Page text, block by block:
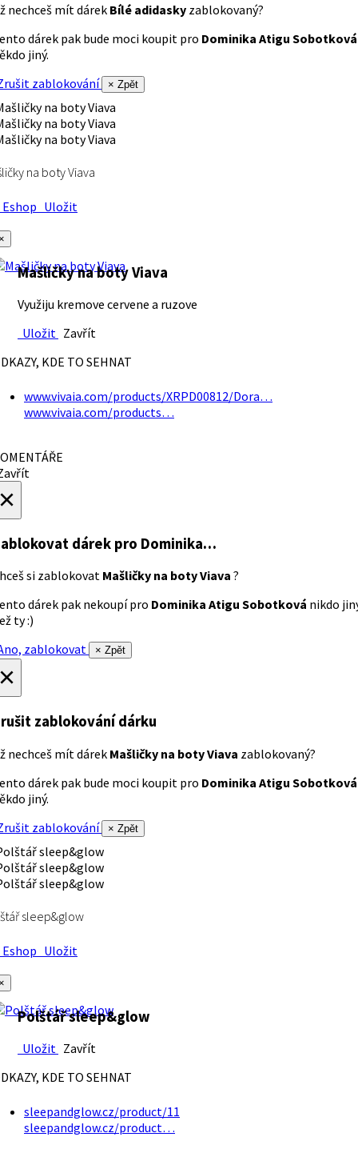
nechceš mít dárek Bílé adidasky zablokovaný?
dárek pak bude moci koupit pro Dominika Atigu Sobotková
jiný.
zablokování
× Zpět
na boty Viava
Uložit
Mašličky na boty Viava
Využiju kremove cervene a ruzove
Uložit Zavřít
KDE TO SEHNAT
www.vivaia.com/products/XRPD00812/Dora…
www.vivaia.com/products…
dárek pro Dominika…
si zablokovat Mašličky na boty Viava ?
dárek pak nekoupí pro Dominika Atigu Sobotková nikdo
ty :)
zablokovat
× Zpět
zablokování dárku
nechceš mít dárek Mašličky na boty Viava zablokovaný?
dárek pak bude moci koupit pro Dominika Atigu Sobotková
jiný.
zablokování
× Zpět
sleep&glow
Uložit
Polštář sleep&glow
Uložit Zavřít
KDE TO SEHNAT
sleepandglow.cz/product/11
sleepandglow.cz/product…